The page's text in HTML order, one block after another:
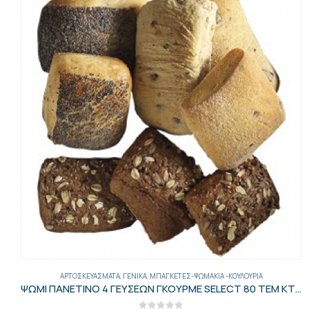
ΑΡΤΟΣΚΕΥΆΣΜΑΤΑ ΓΕΝΙΚΑ ΜΠΑΓΚΈΤΕΣ-ΨΩΜΆΚΙΑ -ΚΟΥΛΟΎΡΙΑ
ΨΩΜΙ ΠΑΝΕΤΙΝΟ 4 ΓΕΥΣΕΩΝ ΓΚΟΥΡΜΕ SELECT 80 ΤΕΜ ΚΤΨ